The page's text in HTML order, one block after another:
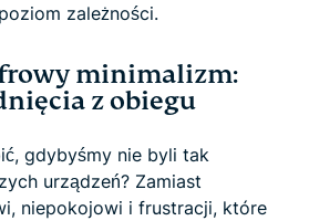
zależności.
minimalizm:
z obiegu
gdybyśmy nie byli tak
urządzeń? Zamiast
niepokojowi i frustracji, które